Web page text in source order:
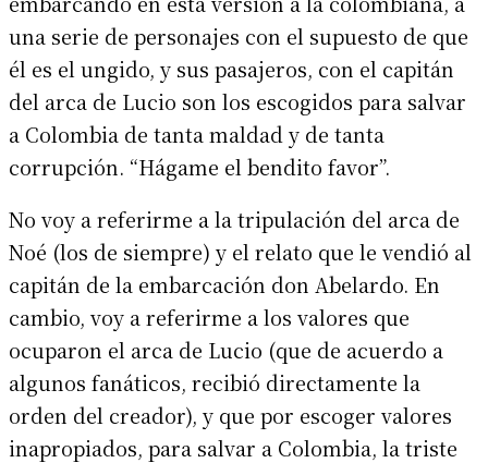
una serie de personajes con el supuesto de que
él es el ungido, y sus pasajeros, con el capitán
del arca de Lucio son los escogidos para salvar
a Colombia de tanta maldad y de tanta
corrupción. “Hágame el bendito favor”.
No voy a referirme a la tripulación del arca de
Noé (los de siempre) y el relato que le vendió al
capitán de la embarcación don Abelardo. En
cambio, voy a referirme a los valores que
ocuparon el arca de Lucio (que de acuerdo a
algunos fanáticos, recibió directamente la
orden del creador), y que por escoger valores
inapropiados, para salvar a Colombia, la triste